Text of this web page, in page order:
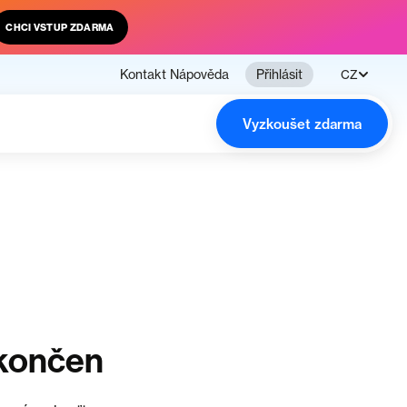
CHCI VSTUP ZDARMA
Kontakt Nápověda Přihlásit CZ
Vyzkoušet zdarma